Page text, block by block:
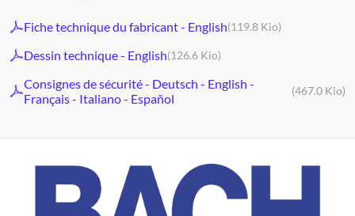
Fiche technique du fabricant - English(119.8 Kio)
Dessin technique - English(126.6 Kio)
Consignes de sécurité - Deutsch - English -
Français - Italiano - Español
(467.0 Kio)